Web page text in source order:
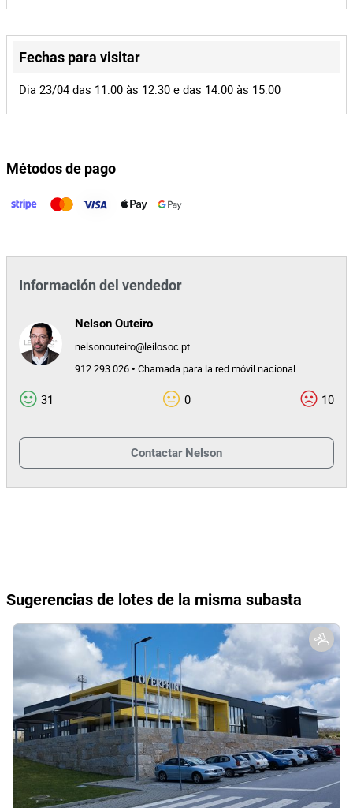
Fechas para visitar
Dia 23/04 das 11:00 às 12:30 e das 14:00 às 15:00
Métodos de pago
Información del vendedor
Nelson Outeiro
nelsonouteiro@leilosoc.pt
912 293 026 • Chamada para la red móvil nacional
31 0 10
Contactar Nelson
Sugerencias de lotes de la misma subasta